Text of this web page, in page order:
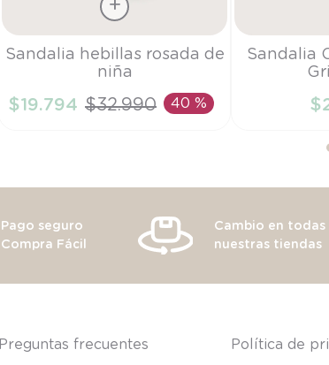
Talla
AÑADIR AL CARRITO
Sandalia hebillas rosada de
niña
$19.794 $32.990 40 %
Talla
Sandalia
$
Pago seguro
Compra Fácil
Cambio en todas
nuestras tiendas
Preguntas frecuentes Política de